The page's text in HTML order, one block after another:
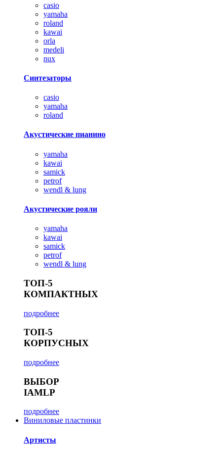
casio
yamaha
roland
kawai
orla
medeli
nux
Синтезаторы
casio
yamaha
roland
Акустические пианино
yamaha
kawai
samick
petrof
wendl & lung
Акустические рояли
yamaha
kawai
samick
petrof
wendl & lung
ТОП-5
КОМПАКТНЫХ
подробнее
ТОП-5
КОРПУСНЫХ
подробнее
ВЫБОР
IAMLP
подробнее
Виниловые пластинки
Артисты